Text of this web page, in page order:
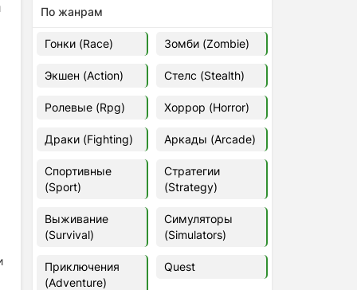
v.1053.9.0623.1807 [Папка
Euro Truck Simulator 2 v.1.60.1.7s
[Папка игры] (2012)
37,77 Гб
Forza Horizon 5 v.688.044
[Папка игры] (2021)
2021
V Rising
2024
По жанрам
Гонки (Race) Зомби (Zombie)
Экшен (Action) Стелс (Stealth)
Ролевые (Rpg) Хоррор (Horror)
Драки (Fighting) Аркады (Arcade)
Спортивные
(Sport)
Стратегии
(Strategy)
Выживание
(Survival)
Симуляторы
(Simulators)
Приключения
(Adventure)
Quest